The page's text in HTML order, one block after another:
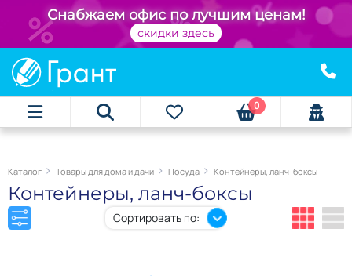
Снабжаем офис по лучшим ценам!
скидки здесь
0
Каталог Товары для дома и дачи Посуда Контейнеры, ланч-боксы
Контейнеры, ланч-боксы
Сортировать по: